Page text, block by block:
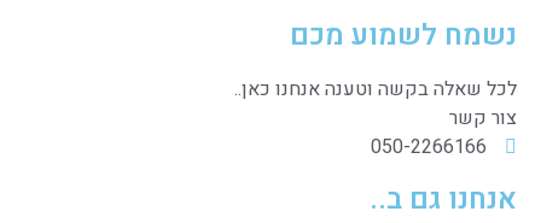
נשמח לשמוע מכם
לכל שאלה בקשה וטענה אנחנו כאן..
צור קשר
050-2266166
אנחנו גם ב..